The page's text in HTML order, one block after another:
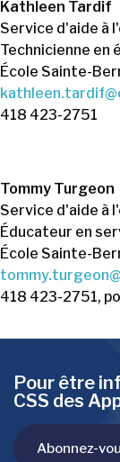
Kathleen Tardif
Service d'aide à
Technicienne en
École Sainte-
418 423-2751
Tommy Turgeon
Service d'aide à
Éducateur en
École Sainte-
418 423-2751,
Pour être
CSS des
Abonnez-